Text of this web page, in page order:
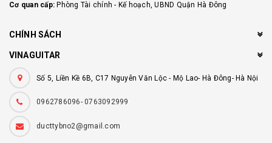
Cơ quan cấp: Phòng Tài chính - Kế hoạch, UBND Quận Hà Đông
CHÍNH SÁCH
VINAGUITAR
Số 5, Liền Kề 6B, C17 Nguyễn Văn Lộc - Mộ Lao- Hà Đông- Hà Nội
0962786096- 0763092999
ducttybno2@gmail.com